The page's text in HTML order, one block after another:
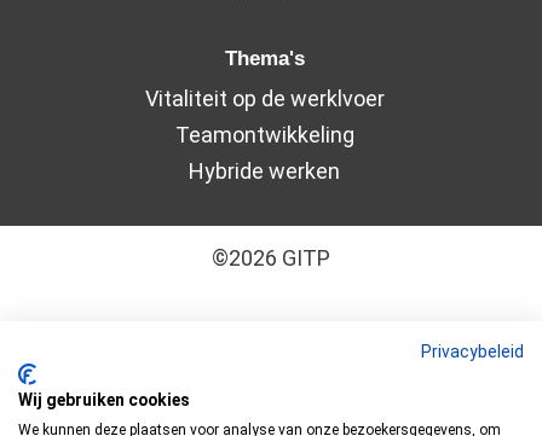
Thema's
Vitaliteit op de werklvoer
Teamontwikkeling
Hybride werken
©2026 GITP
Privacybeleid
Wij gebruiken cookies
We kunnen deze plaatsen voor analyse van onze bezoekersgegevens, om